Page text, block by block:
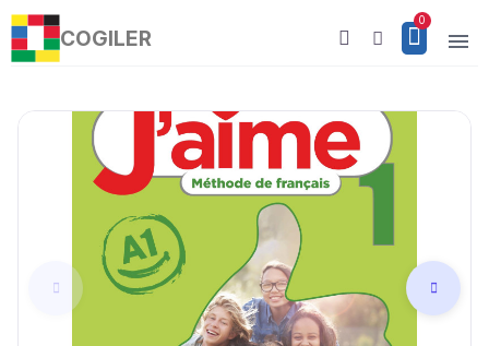
COGILER